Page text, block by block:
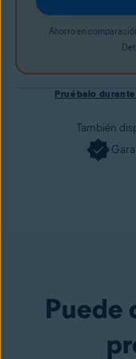
Ahorro en
Pruébalo
También
Puede